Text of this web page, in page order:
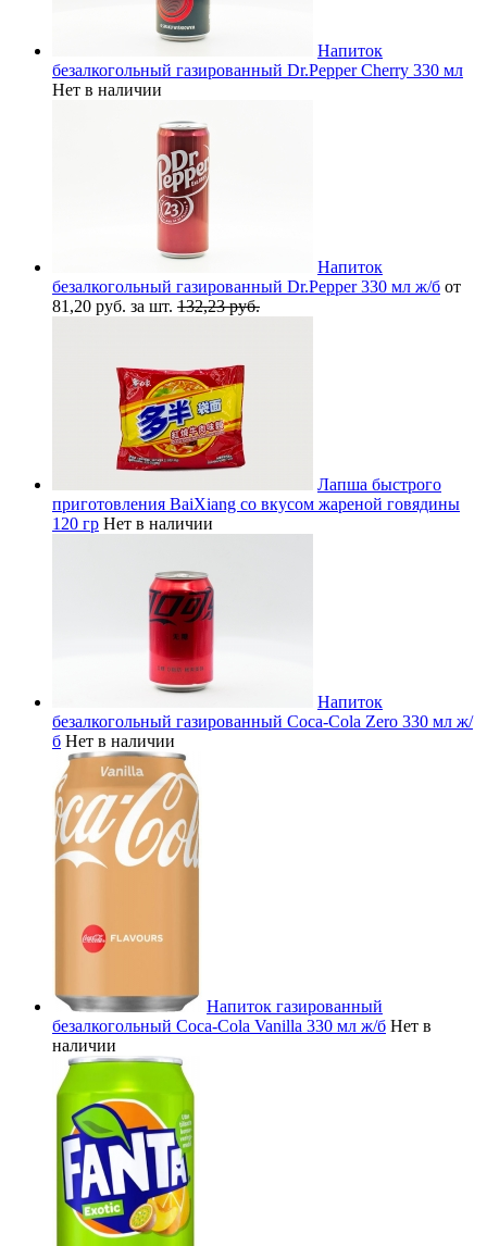
Напиток
безалкогольный газированный Dr.Pepper Cherry 330 мл
Нет в наличии
Напиток
безалкогольный газированный Dr.Pepper 330 мл ж/б от
81,20 руб. за шт. 132,23 руб.
Лапша быстрого
приготовления BaiXiang со вкусом жареной говядины
120 гр Нет в наличии
Напиток
безалкогольный газированный Coca-Cola Zero 330 мл ж/
б Нет в наличии
Напиток газированный
безалкогольный Coca-Cola Vanilla 330 мл ж/б Нет в
наличии